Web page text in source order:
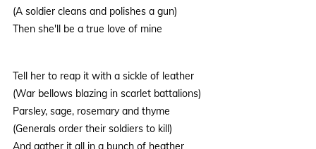
(A soldier cleans and polishes a gun)
Then she'll be a true love of mine
Tell her to reap it with a sickle of leather
(War bellows blazing in scarlet battalions)
Parsley, sage, rosemary and thyme
(Generals order their soldiers to kill)
And gather it all in a bunch of heather